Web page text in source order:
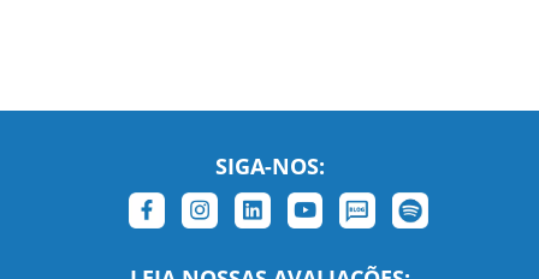
SIGA-NOS:
LEIA NOSSAS AVALIAÇÕES: